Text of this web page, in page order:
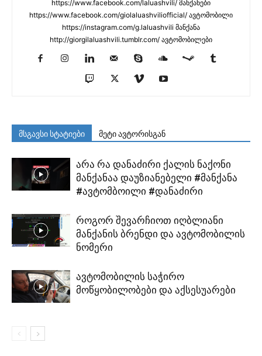
https://www.facebook.com/laluashvili/ მანქანები
https://www.facebook.com/giolaluashviliofficial/ ავტომობილი
https://instagram.com/g.laluashvili მანქანა
http://giorgilaluashvili.tumblr.com/ ავტომობილები
მსგავსი სტატიები მეტი ავტორისგან
არა რა დანაძირი ქალის ნაქონი
მანქანაა დაუზიანებელი #მანქანა
#ავტომბოილი #დანაძირი
როგორ შევარჩიოთ იღბლიანი
მანქანის ბრენდი და ავტომობილის
ნომერი
ავტომობილის საჭირო
მოწყობილობები და აქსესუარები